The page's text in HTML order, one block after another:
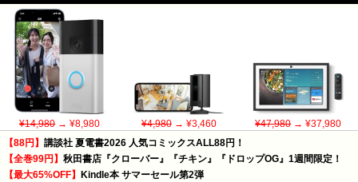
¥14,980→ ¥8,980 ¥4,980→ ¥3,460 ¥47,980→ ¥37,980
【88円】 講談社 夏電書2026 人気コミックスALL88円！
【全巻99円】 秋田書店『クローバー』『チキン』『ドロップOG』1週間限定！
【最大65%OFF】
Kindle本 サマーセール第2弾